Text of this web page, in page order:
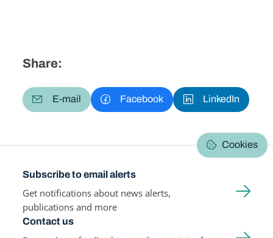
Share:
E-mail Facebook LinkedIn
Cookies
Subscribe to email alerts
Get notifications about news alerts,
publications and more
Contact us